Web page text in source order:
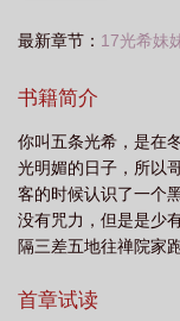
最新章节： 17光希妹
书籍简介
你叫五条光希，是在
光明媚的日子，所以
客的时候认识了一个
没有咒力，但是是少
隔三差五地往禅院家
然有人比他更激烈，
首章试读